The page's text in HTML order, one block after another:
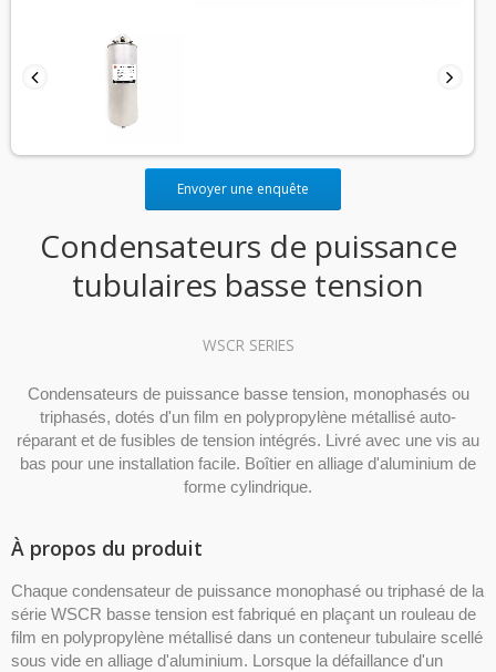
Envoyer une enquête
Condensateurs de puissance
tubulaires basse tension
WSCR SERIES
Condensateurs de puissance basse tension, monophasés ou
triphasés, dotés d'un film en polypropylène métallisé auto-
réparant et de fusibles de tension intégrés. Livré avec une vis au
bas pour une installation facile. Boîtier en alliage d'aluminium de
forme cylindrique.
À propos du produit
Chaque condensateur de puissance monophasé ou triphasé de la
série WSCR basse tension est fabriqué en plaçant un rouleau de
film en polypropylène métallisé dans un conteneur tubulaire scellé
sous vide en alliage d'aluminium. Lorsque la défaillance d'un